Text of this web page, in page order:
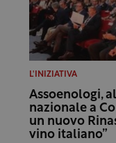
L'INIZIATIVA
Assoenologi,
nazionale a
un nuovo
vino italiano”